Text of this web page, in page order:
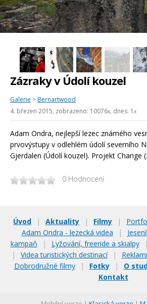
Zázraky v Údolí kouzel
Galerie >Bernartwood
4. březen 2015, zobrazeno: 10076x, dnes: 1 x
Adam Ondra, nejlepší lezec známého
prvovýstupy v odlehlém údolí severního
Gjerdalen (Údolí kouzel). Projekt Change
0 Hodnocení
Úvod | Aktuality | Filmy |
Adam Ondra - lezecká videa
|
kampaň
| Lyžování, freeride a skialpy |
|
Videa turistických destinací |
Dobrodružné filmy
| Fotky | O
Kontakt